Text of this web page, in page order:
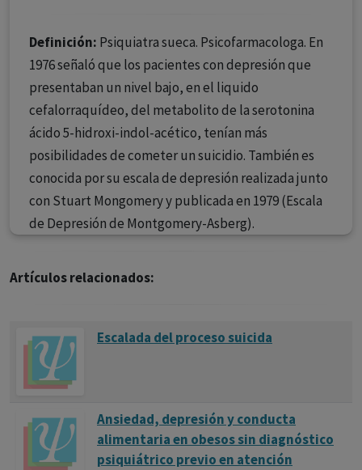
Definición: Psiquiatra sueca. Psicofarmacologa. En
1976 señaló que los pacientes con depresión que
presentaban un nivel bajo, en el liquido
cefalorraquídeo, del metabolito de la serotonina
ácido 5-hidroxi-indol-acético, tenían más
posibilidades de cometer un suicidio. También es
conocida por su escala de depresión realizada junto
con Stuart Mongomery y publicada en 1979 (Escala
de Depresión de Montgomery-Asberg).
Artículos relacionados:
Escalada del proceso suicida
Ansiedad, depresión y conducta
alimentaria en obesos sin diagnóstico
psiquiátrico previo en atención